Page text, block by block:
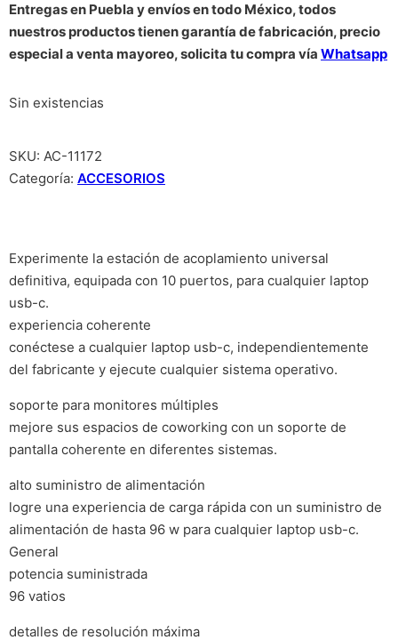
Entregas en Puebla y envíos en todo México, todos
nuestros productos tienen garantía de fabricación, precio
especial a venta mayoreo, solicita tu compra vía Whatsapp
Sin existencias
SKU: AC-11172
Categoría: ACCESORIOS
Experimente la estación de acoplamiento universal
definitiva, equipada con 10 puertos, para cualquier laptop
usb-c.
experiencia coherente
conéctese a cualquier laptop usb-c, independientemente
del fabricante y ejecute cualquier sistema operativo.
soporte para monitores múltiples
mejore sus espacios de coworking con un soporte de
pantalla coherente en diferentes sistemas.
alto suministro de alimentación
logre una experiencia de carga rápida con un suministro de
alimentación de hasta 96 w para cualquier laptop usb-c.
General
potencia suministrada
96 vatios
detalles de resolución máxima